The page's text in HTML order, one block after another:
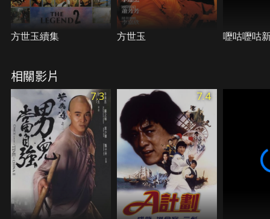
方世玉續集 方世玉 嚦咕嚦咕
相關影片
7.3 7.4